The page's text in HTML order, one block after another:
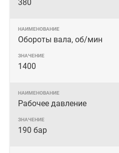
380
Обороты вала, об/мин
1400
Рабочее давление
190 бар